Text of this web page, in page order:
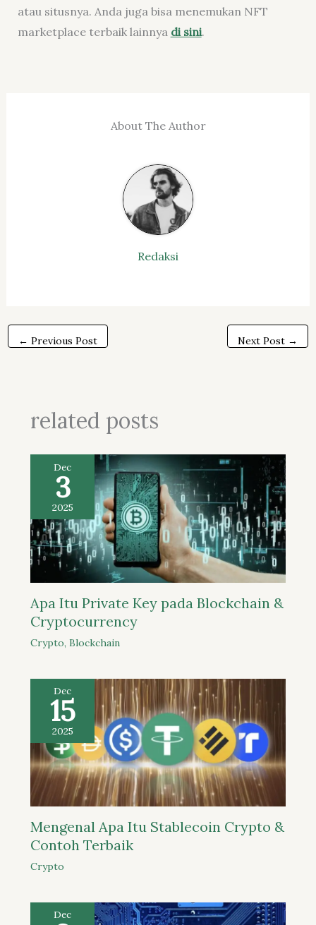
atau situsnya. Anda juga bisa menemukan NFT
marketplace terbaik lainnya di sini.
About The Author
Redaksi
← Previous Post Next Post →
related posts
Dec
3
2025
Apa Itu Private Key pada Blockchain &
Cryptocurrency
Crypto, Blockchain
Dec
15
2025
Mengenal Apa Itu Stablecoin Crypto &
Contoh Terbaik
Crypto
Dec